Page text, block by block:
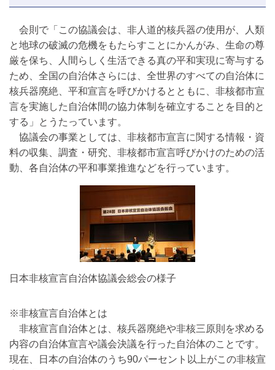
会則で「この協議会は、非人道的核兵器の使用が、人類
と地球の破滅の危機をもたらすことにかんがみ、生命の尊
厳を保ち、人間らしく生活できる真の平和実現に寄与する
ため、全国の自治体さらには、全世界のすべての自治体に
核兵器廃絶、平和宣言を呼びかけるとともに、非核都市宣
言を実施した自治体間の協力体制を確立することを目的と
する」とうたっています。
協議会の事業としては、非核都市宣言に関する情報・資
料の収集、調査・研究、非核都市宣言呼びかけのための活
動、各自治体の平和事業推進などを行っています。
日本非核宣言自治体協議会総会の様子
※非核宣言自治体とは
非核宣言自治体とは、核兵器廃絶や非核三原則を求める
内容の自治体宣言や議会決議を行った自治体のことです。
現在、日本の自治体のうち90パーセント以上がこの非核宣